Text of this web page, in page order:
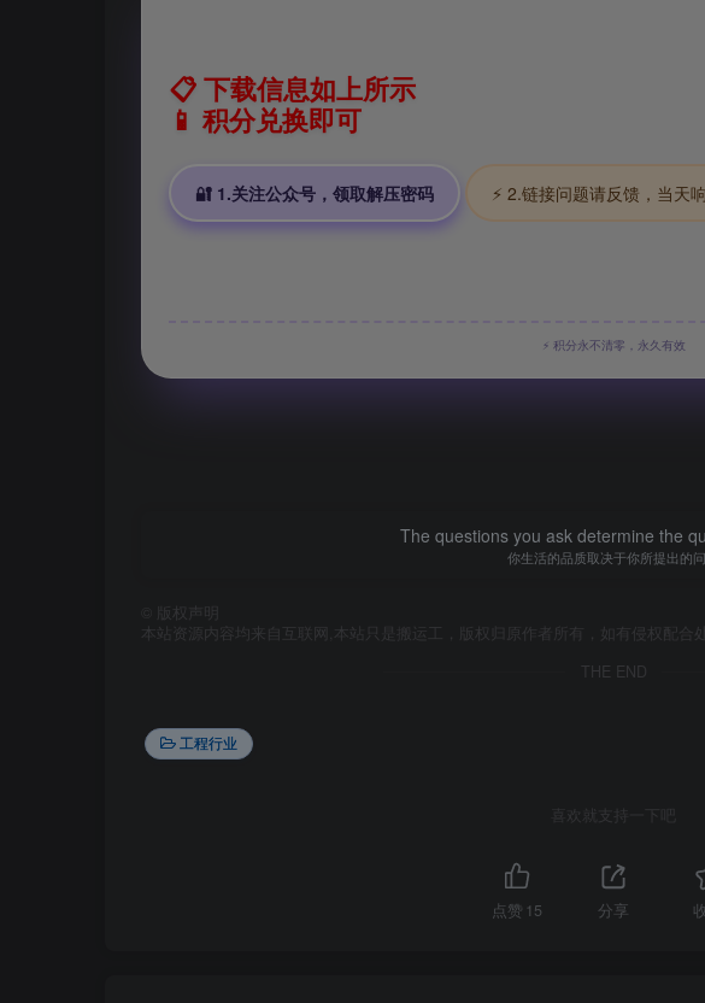
📋 下载信息如上所示
📱 积分兑换即可
🔐 1.关注公众号，领取解压密码 ⚡ 2.链接问题请反馈，当天
⚡ 积分永不清零，永久有效
The questions you ask determine the
你生活的品质取决于你所提出的
版权声明
本站资源内容均来自互联网,本站只是搬运工，版权归原作者所有，如有侵权配合处
THE END
工程行业
喜欢就支持一下吧
点赞 15 分享